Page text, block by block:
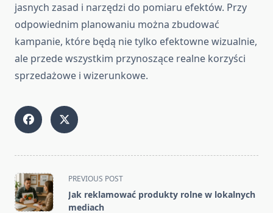
jasnych zasad i narzędzi do pomiaru efektów. Przy
odpowiednim planowaniu można zbudować
kampanie, które będą nie tylko efektowne wizualnie,
ale przede wszystkim przynoszące realne korzyści
sprzedażowe i wizerunkowe.
<span
class="nav-
subtitle
PREVIOUS POST
Jak reklamować produkty rolne w lokalnych
mediach